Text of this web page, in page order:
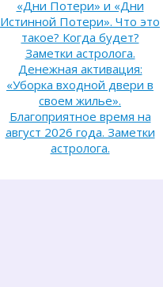
«Дни Потери» и «Дни
Истинной Потери». Что это
такое? Когда будет?
Заметки астролога.
Денежная активация:
«Уборка входной двери в
своем жилье».
Благоприятное время на
август 2026 года. Заметки
астролога.